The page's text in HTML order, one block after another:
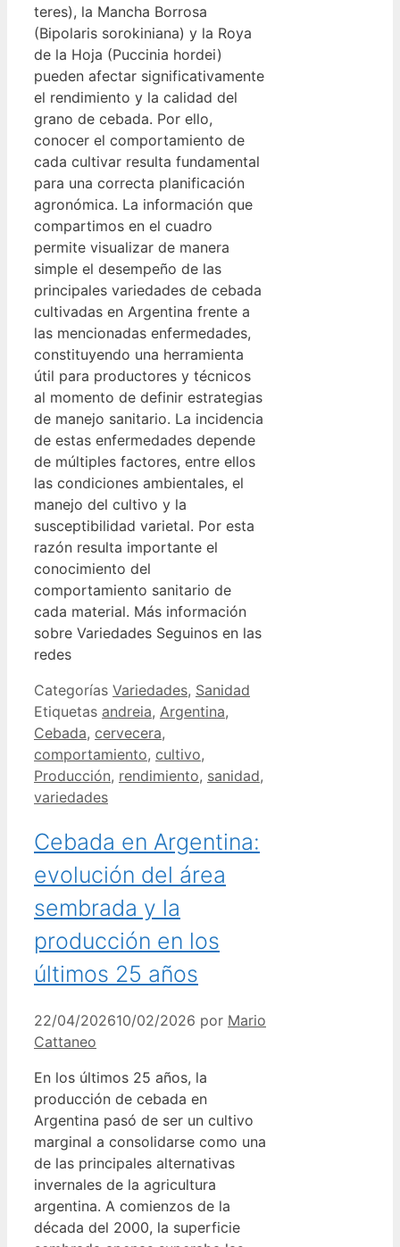
teres), la Mancha Borrosa
(Bipolaris sorokiniana) y la Roya
de la Hoja (Puccinia hordei)
pueden afectar significativamente
el rendimiento y la calidad del
grano de cebada. Por ello,
conocer el comportamiento de
cada cultivar resulta fundamental
para una correcta planificación
agronómica. La información que
compartimos en el cuadro
permite visualizar de manera
simple el desempeño de las
principales variedades de cebada
cultivadas en Argentina frente a
las mencionadas enfermedades,
constituyendo una herramienta
útil para productores y técnicos
al momento de definir estrategias
de manejo sanitario. La incidencia
de estas enfermedades depende
de múltiples factores, entre ellos
las condiciones ambientales, el
manejo del cultivo y la
susceptibilidad varietal. Por esta
razón resulta importante el
conocimiento del
comportamiento sanitario de
cada material. Más información
sobre Variedades Seguinos en las
redes
Categorías Variedades, Sanidad
Etiquetas andreia, Argentina,
Cebada, cervecera,
comportamiento, cultivo,
Producción, rendimiento, sanidad,
variedades
Cebada en Argentina:
evolución del área
sembrada y la
producción en los
últimos 25 años
22/04/202610/02/2026 por Mario
Cattaneo
En los últimos 25 años, la
producción de cebada en
Argentina pasó de ser un cultivo
marginal a consolidarse como una
de las principales alternativas
invernales de la agricultura
argentina. A comienzos de la
década del 2000, la superficie